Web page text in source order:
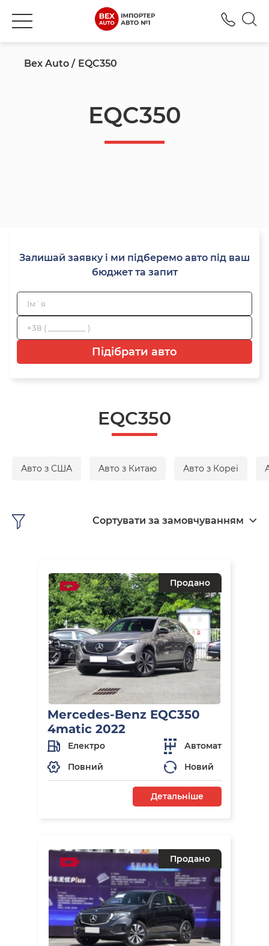
Bex Auto EQC350
EQC350
Залишай заявку і ми підберемо авто під ваш
бюджет та запит
Підібрати авто
EQC350
Авто з США Авто з Китаю Авто з Кореї
Сортувати за замовчуванням
Продано
Mercedes-Benz EQC350
4matic 2022
Електро
Автомат
Повний
Новий
Детальніше
Продано